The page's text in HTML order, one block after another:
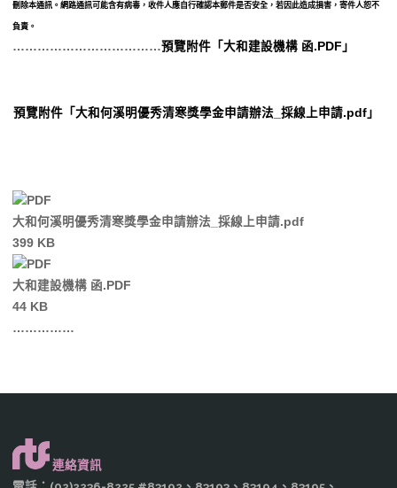
刪除本通訊。網路通訊可能含有病毒，收件人應自行確認本郵件是否安全，若因此造成損害，寄件人恕不
負責。
………………………………預覽附件「大和建設機構 函.PDF」
預覽附件「大和何溪明優秀清寒獎學金申請辦法_採線上申請.pdf」
大和何溪明優秀清寒獎學金申請辦法_採線上申請.pdf
399 KB
大和建設機構 函.PDF
44 KB
……………
連絡資訊